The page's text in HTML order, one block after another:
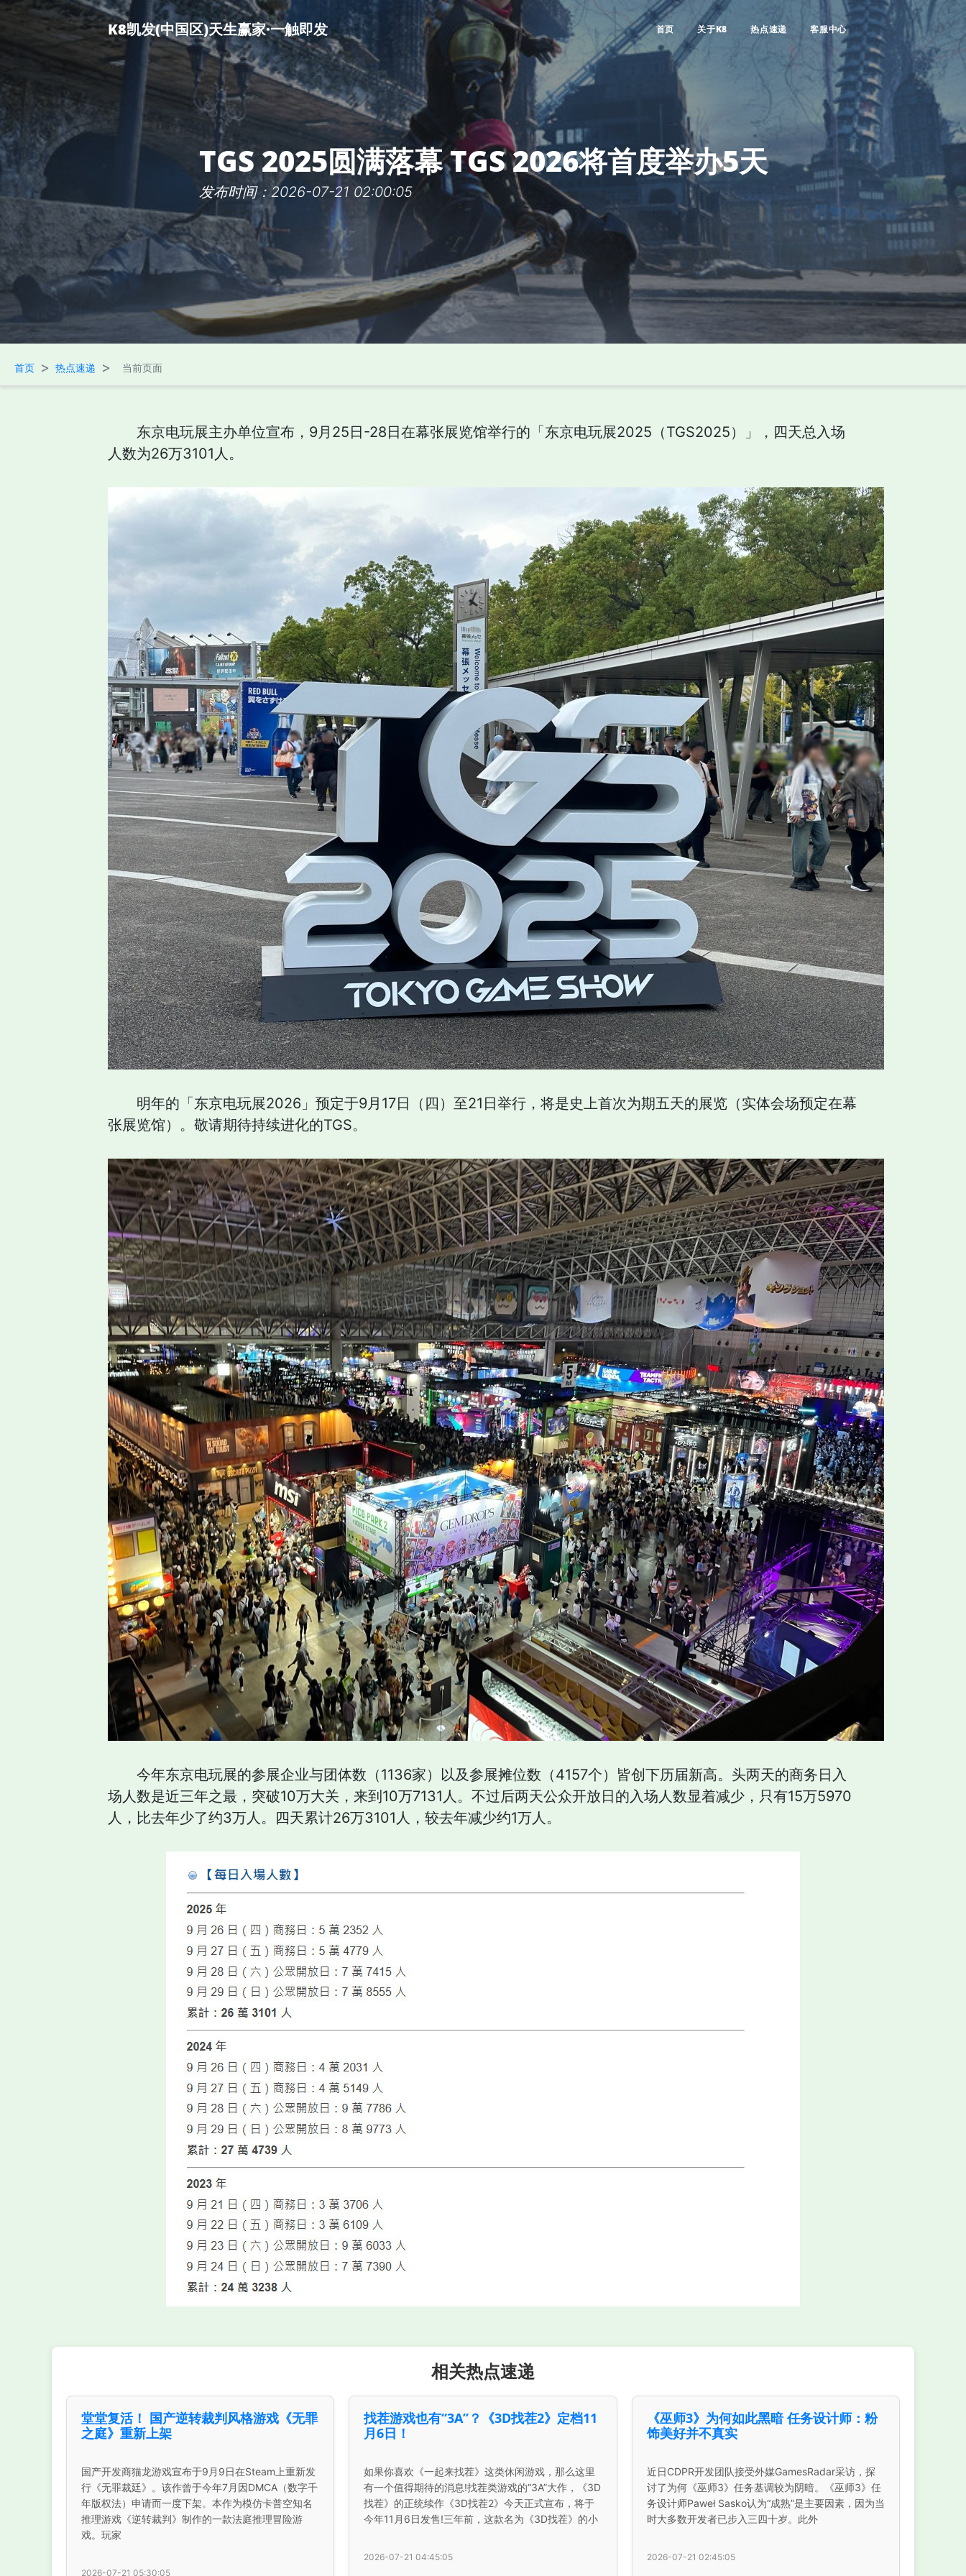
K8凯发(中国区)天生赢家·一触即发 首页 关于K8 热点速递 客服中心
TGS 2025圆满落幕 TGS 2026将首度举办5天
发布时间：2026-07-21 02:00:05
首页 > 热点速递 > 当前页面
东京电玩展主办单位宣布，9月25日-28日在幕张展览馆举行的「东京电玩展2025（TGS2025）」，四天总入场
人数为26万3101人。
明年的「东京电玩展2026」预定于9月17日（四）至21日举行，将是史上首次为期五天的展览（实体会场预定在幕
张展览馆）。敬请期待持续进化的TGS。
今年东京电玩展的参展企业与团体数（1136家）以及参展摊位数（4157个）皆创下历届新高。头两天的商务日入
场人数是近三年之最，突破10万大关，来到10万7131人。不过后两天公众开放日的入场人数显着减少，只有15万5970
人，比去年少了约3万人。四天累计26万3101人，较去年减少约1万人。
相关热点速递
堂堂复活！ 国产逆转裁判风格游戏《无罪
之庭》重新上架
国产开发商猫龙游戏宣布于9月9日在Steam上重新发
行《无罪裁廷》。该作曾于今年7月因DMCA（数字千
年版权法）申请而一度下架。本作为模仿卡普空知名
推理游戏《逆转裁判》制作的一款法庭推理冒险游
戏。玩家
2026-07-21 05:30:05
找茬游戏也有“3A”？《3D找茬2》定档11
月6日！
如果你喜欢《一起来找茬》这类休闲游戏，那么这里
有一个值得期待的消息!找茬类游戏的“3A”大作，《3D
找茬》的正统续作《3D找茬2》今天正式宣布，将于
今年11月6日发售!三年前，这款名为《3D找茬》的小
2026-07-21 04:45:05
《巫师3》为何如此黑暗 任务设计师：粉
饰美好并不真实
近日CDPR开发团队接受外媒GamesRadar采访，探
讨了为何《巫师3》任务基调较为阴暗。《巫师3》任
务设计师Paweł Sasko认为“成熟”是主要因素，因为当
时大多数开发者已步入三四十岁。此外
2026-07-21 02:45:05